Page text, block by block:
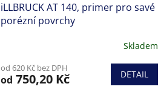
iLLBRUCK AT 140, primer pro savé
porézní povrchy
Skladem
od 620 Kč bez DPH
od 750,20 Kč DETAIL